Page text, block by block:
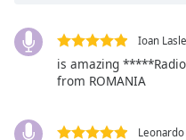
descriptions
selected
Subtitles
Ioan
is amazing
from ROMANIA